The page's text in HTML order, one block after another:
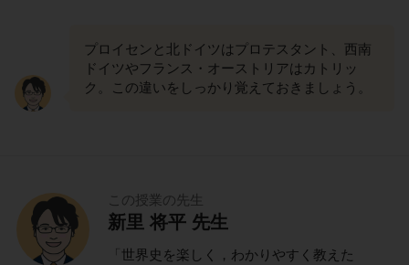
プロイセンと北ドイツはプロテスタント、西南
ドイツやフランス・オーストリアはカトリッ
ク。この違いをしっかり覚えておきましょう。
この授業の先生
新里 将平 先生
「世界史を楽しく，わかりやすく教えた